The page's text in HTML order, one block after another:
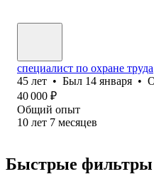
специалист по охране труда
45 лет • Был 14 января •
40 000 ₽
Общий опыт
10 лет 7 месяцев
Быстрые фильтры